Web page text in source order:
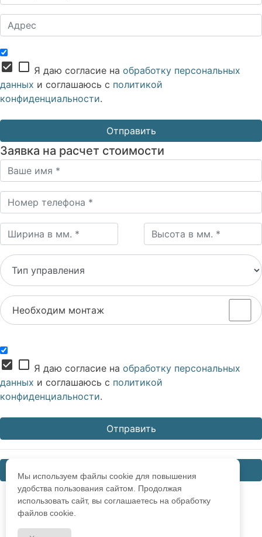
Мы используем файлы cookie для повышения
удобства пользования сайтом. Продолжая
использовать сайт, вы соглашаетесь на обработку
файлов cookie.
check_box check_box_outline_blank Я даю согласие на обработку персональных
данных и соглашаюсь с политикой
конфиденциальности.
Заявка на расчет стоимости
Необходим монтаж
check_box check_box_outline_blank Я даю согласие на обработку персональных
данных и соглашаюсь с политикой
конфиденциальности.